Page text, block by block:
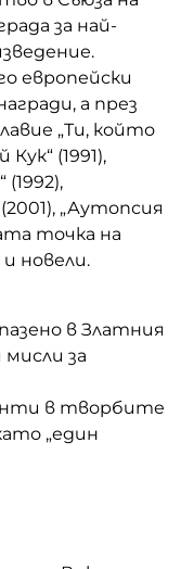
за най-
европейски
а през
„Ти, който
(1991),
(1992),
„Аутопсия
точка на
новели.
в Златния
за
в творбите
„един